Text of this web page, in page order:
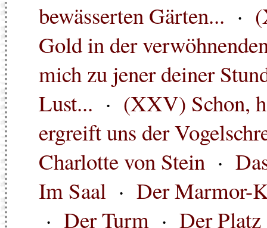
bewässerten Gärten... ·
Gold in der
mich zu jener deiner
Lust... · (XXV) Schon,
ergreift uns der
Charlotte von Stein ·
Im Saal · Der Marmor-
· Der Turm · Der Platz